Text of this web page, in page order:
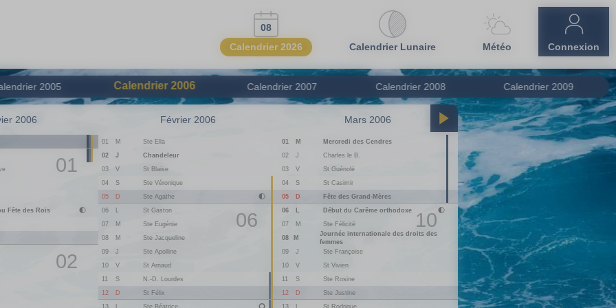
08
Calendrier 2026
Calendrier Lunaire Météo Connexion
2005 Calendrier 2006 Calendrier 2007 Calendrier 2008 Calendrier 2009
2006
01
Fête des Rois
02
Février 2006
01 M
Ste Ella
02
J
Chandeleur
03
V
St Blaise
04
S
Ste Véronique
05
D Ste Agathe
06 L St Gaston 06
07 M
Ste Eugénie
08
M
Ste Jacqueline
09
J
Ste Apolline
10
V
St Arnaud
11
S
N.-D. Lourdes
12
D St Félix
13 L Ste Béatrice
Mars 2006
01 M
Mercredi des Cendres
02
J
Charles le B.
03
V
St Guénolé
04
S
St Casimir
05
D Fête des Grand-Mères
06 L Début du Carême orthodoxe 10
07 M
Ste Félicité
08
M
Journée internationale des droits des
femmes
09
J
Ste Françoise
10
V
St Vivien
11
S
Ste Rosine
12
D Ste Justine
13 L St Rodrigue
Avril 2006
Le 1er Avril
02
D
03 L St Richard
04 M
St Isidore
05
M
Ste Irène
06
07
V
St J-B. de la Salle
08
S
Ste Julie
09
D Dimanche des Rameaux
L St Fulbert
M
St Stanislas
12
M
St Jules
13
J
Jeudi Saint